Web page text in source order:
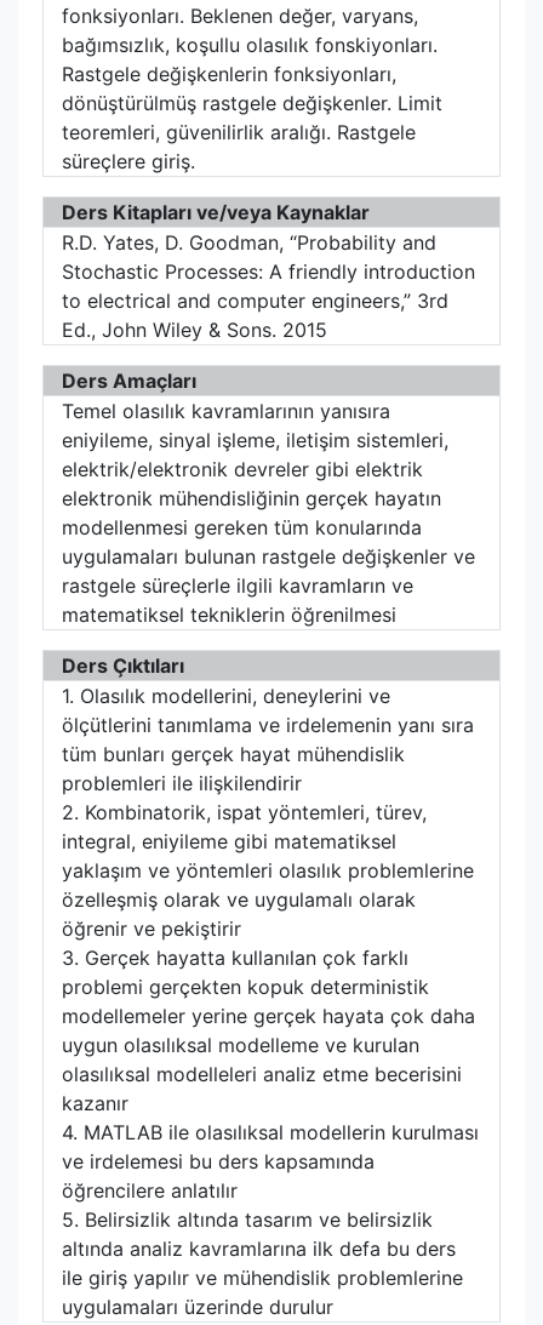
fonksiyonları. Beklenen değer, varyans,
bağımsızlık, koşullu olasılık fonskiyonları.
Rastgele değişkenlerin fonksiyonları,
dönüştürülmüş rastgele değişkenler. Limit
teoremleri, güvenilirlik aralığı. Rastgele
süreçlere giriş.
Ders Kitapları ve/veya Kaynaklar
R.D. Yates, D. Goodman, “Probability and
Stochastic Processes: A friendly introduction
to electrical and computer engineers,” 3rd
Ed., John Wiley & Sons. 2015
Ders Amaçları
Temel olasılık kavramlarının yanısıra
eniyileme, sinyal işleme, iletişim sistemleri,
elektrik/elektronik devreler gibi elektrik
elektronik mühendisliğinin gerçek hayatın
modellenmesi gereken tüm konularında
uygulamaları bulunan rastgele değişkenler ve
rastgele süreçlerle ilgili kavramların ve
matematiksel tekniklerin öğrenilmesi
Ders Çıktıları
1. Olasılık modellerini, deneylerini ve
ölçütlerini tanımlama ve irdelemenin yanı sıra
tüm bunları gerçek hayat mühendislik
problemleri ile ilişkilendirir
2. Kombinatorik, ispat yöntemleri, türev,
integral, eniyileme gibi matematiksel
yaklaşım ve yöntemleri olasılık problemlerine
özelleşmiş olarak ve uygulamalı olarak
öğrenir ve pekiştirir
3. Gerçek hayatta kullanılan çok farklı
problemi gerçekten kopuk deterministik
modellemeler yerine gerçek hayata çok daha
uygun olasılıksal modelleme ve kurulan
olasılıksal modelleleri analiz etme becerisini
kazanır
4. MATLAB ile olasılıksal modellerin kurulması
ve irdelemesi bu ders kapsamında
öğrencilere anlatılır
5. Belirsizlik altında tasarım ve belirsizlik
altında analiz kavramlarına ilk defa bu ders
ile giriş yapılır ve mühendislik problemlerine
uygulamaları üzerinde durulur